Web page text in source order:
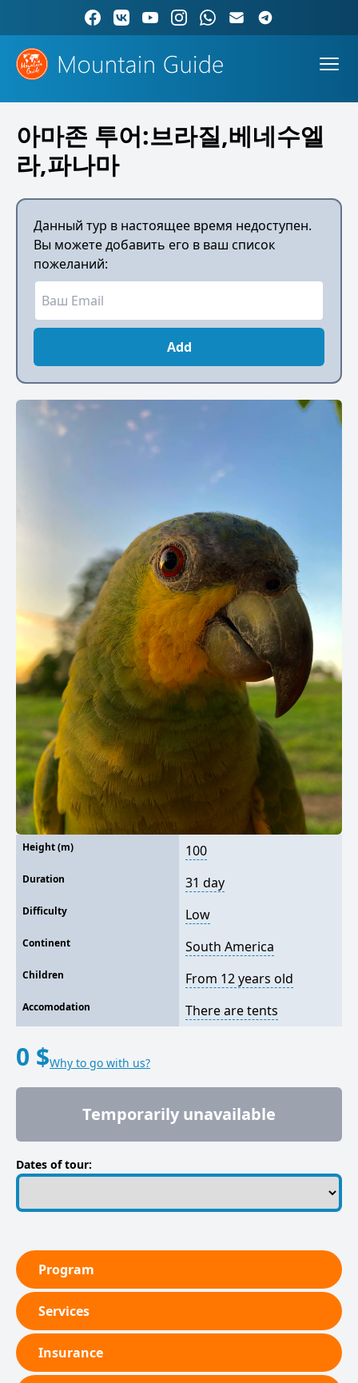
아마존 투어:브라질,베네수엘
라,파나마
Height (m) 100
Duration 31 day
Difficulty Low
Continent South America
Children From 12 years old
Accomodation There are tents
0 $Why to go with us?
Temporarily unavailable
Dates of tour:
Program
Services
Insurance
Данный тур в настоящее время недоступен.
Вы можете добавить его в ваш список
пожеланий:
Add